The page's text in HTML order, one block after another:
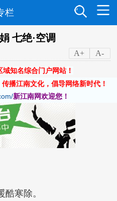
栏
七绝·空调
A+ A-
域知名综合门户网站！
播江南文化，倡导网络新时代！
新江南网欢迎您！
寒除。